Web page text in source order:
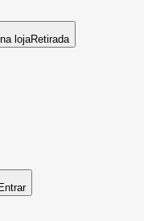
lojaRetirada